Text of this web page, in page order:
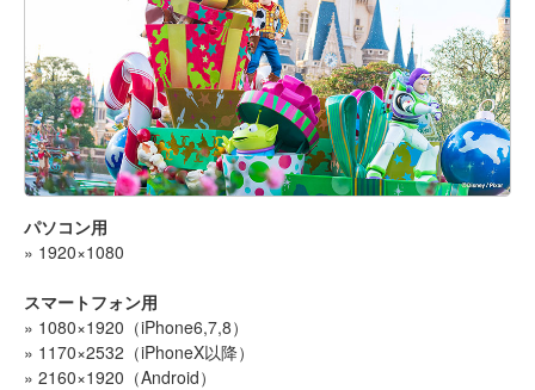
パソコン用
» 1920×1080
スマートフォン用
» 1080×1920（iPhone6,7,8）
» 1170×2532（iPhoneX以降）
» 2160×1920（Android）